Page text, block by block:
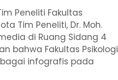
Peneliti Fakultas
Tim Peneliti, Dr. Moh.
di Ruang Sidang 4
bahwa Fakultas Psikologi
infografis pada